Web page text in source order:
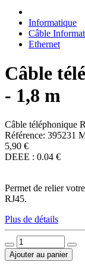
Informatique
Câble
Ethernet
Câble
- 1,8 m
Câble téléphonique
Référence: 395231
5,90 €
DEEE : 0.04 €
Permet de relier
RJ45.
Plus de détails
Ajouter au panier